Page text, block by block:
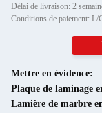
Délai de livraison: 2
Conditions de paiement: L/
Mettre en évidence:
Plaque de laminage
Lamière de marbre